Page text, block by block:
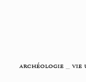
archéologie_vie